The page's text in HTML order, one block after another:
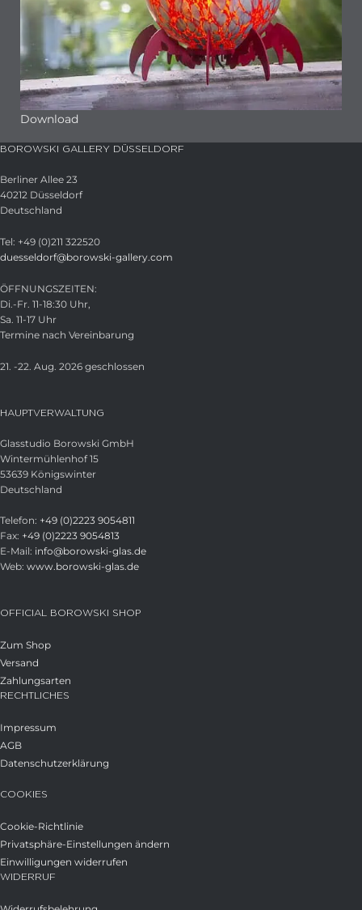
Download
BOROWSKI GALLERY DÜSSELDORF
Berliner Allee 23
40212 Düsseldorf
Deutschland
Tel: +49 (0)211 322520
duesseldorf@borowski-gallery.com
ÖFFNUNGSZEITEN:
Di.-Fr. 11-18:30 Uhr,
Sa. 11-17 Uhr
Termine nach Vereinbarung
21. -22. Aug. 2026 geschlossen
HAUPTVERWALTUNG
Glasstudio Borowski GmbH
Wintermühlenhof 15
53639 Königswinter
Deutschland
Telefon: +49 (0)2223 9054811
Fax: +49 (0)2223 9054813
E-Mail: info@borowski-glas.de
Web: www.borowski-glas.de
OFFICIAL BOROWSKI SHOP
Zum Shop
Versand
Zahlungsarten
RECHTLICHES
Impressum
AGB
Datenschutzerklärung
COOKIES
Cookie-Richtlinie
Privatsphäre-Einstellungen ändern
Einwilligungen widerrufen
WIDERRUF